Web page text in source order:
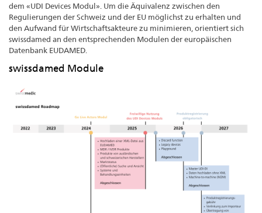
dem «UDI Devices Modul». Um die Äquivalenz zwischen den
Regulierungen der Schweiz und der EU möglichst zu erhalten und
den Aufwand für Wirtschaftsakteure zu minimieren, orientiert sich
swissdamed an den entsprechenden Modulen der europäischen
Datenbank EUDAMED.
swissdamed Module